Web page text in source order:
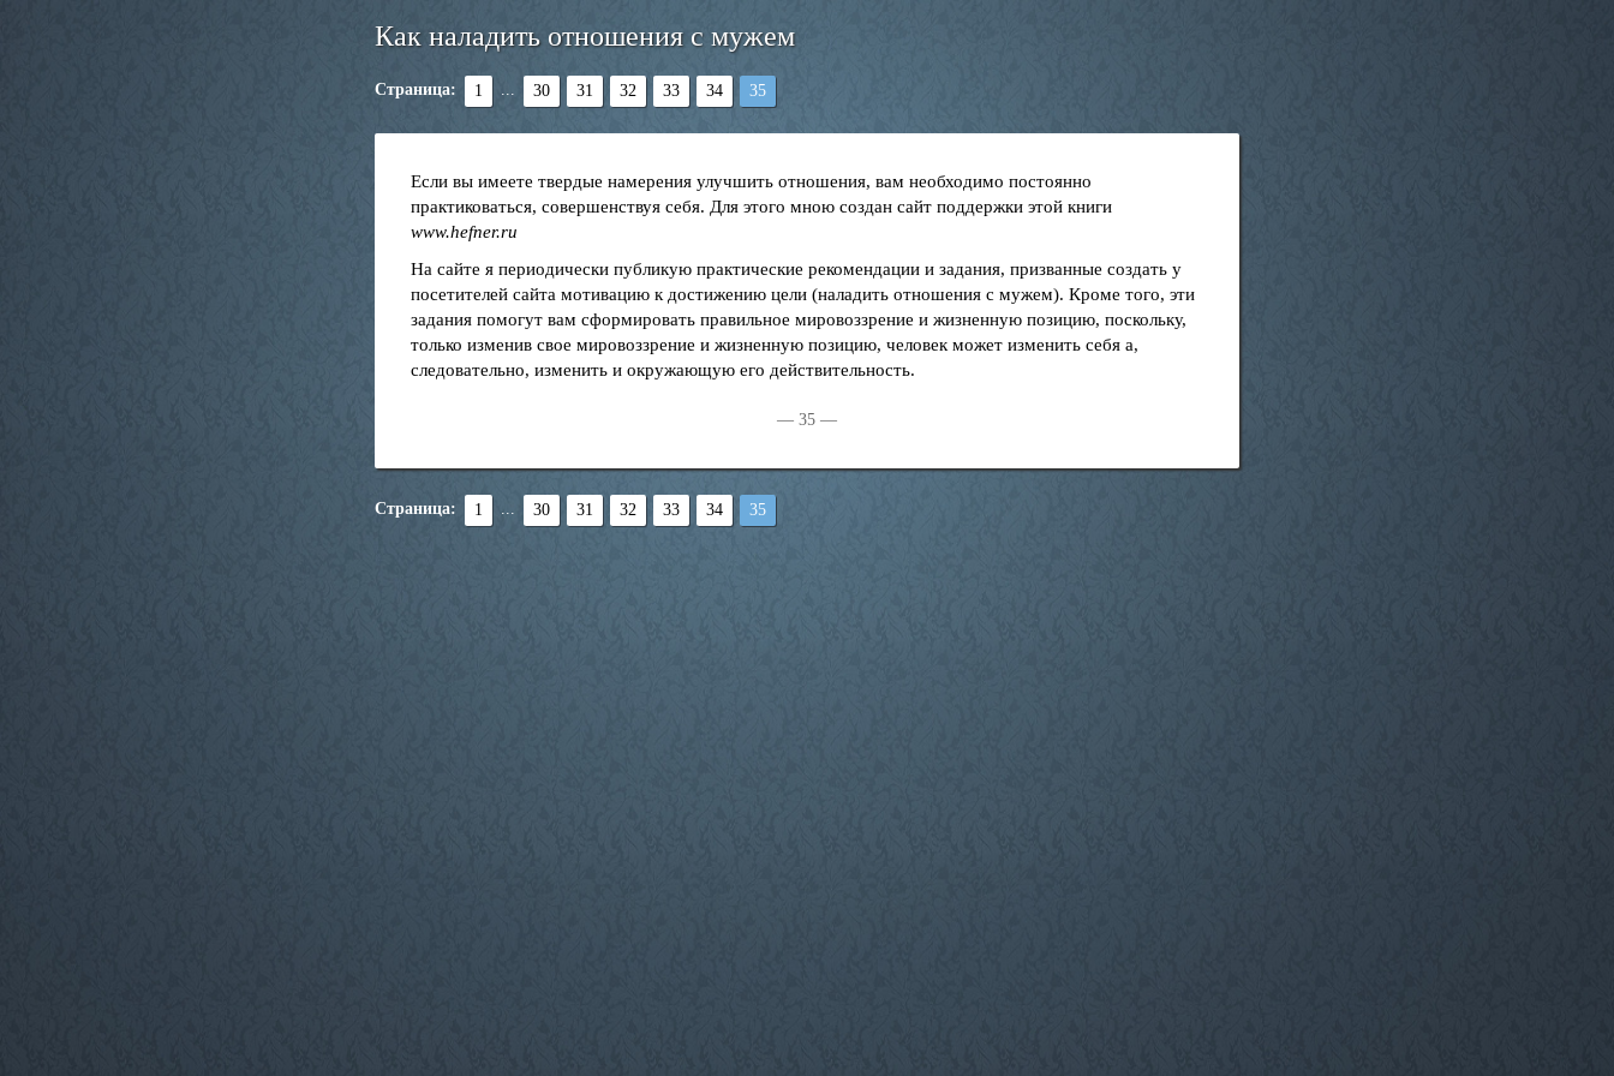
Как наладить отношения с мужем
Страница: 1 ... 30 31 32 33 34 35
Если вы имеете твердые намерения улучшить отношения, вам необходимо постоянно
практиковаться, совершенствуя себя. Для этого мною создан сайт поддержки этой книги
www.hefner.ru
На сайте я периодически публикую практические рекомендации и задания, призванные создать у
посетителей сайта мотивацию к достижению цели (наладить отношения с мужем). Кроме того, эти
задания помогут вам сформировать правильное мировоззрение и жизненную позицию, поскольку,
только изменив свое мировоззрение и жизненную позицию, человек может изменить себя а,
следовательно, изменить и окружающую его действительность.
— 35 —
Страница: 1 ... 30 31 32 33 34 35